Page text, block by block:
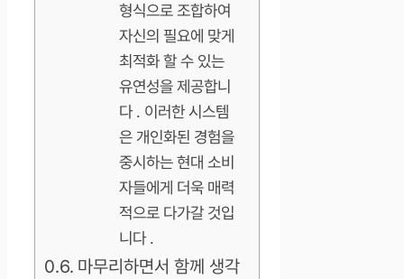
형식으로 조합하여
자신의 필요에 맞게
최적화 할 수 있는
유연성을 제공합니
다 . 이러한 시스템
은 개인화된 경험을
중시하는 현대 소비
자들에게 더욱 매력
적으로 다가갈 것입
니다 .
마무리하면서 함께 생각